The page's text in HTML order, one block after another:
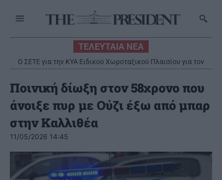
ΤΕΛΕΥΤΑΙΑ ΝΕΑ
Ο ΣΕΤΕ για την ΚΥΑ Ειδικού Χωροταξικού Πλαισίου για τον
Τουρισμό
Ποινική δίωξη στον 58χρονο που
άνοιξε πυρ με Ούζι έξω από μπαρ
στην Καλλιθέα
11/05/2026 14:45